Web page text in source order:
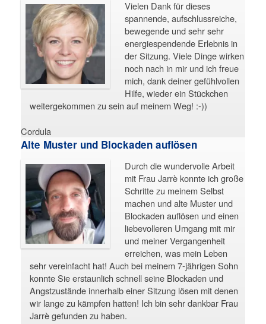
Vielen Dank für dieses
spannende, aufschlussreiche,
bewegende und sehr sehr
energiespendende Erlebnis in
der Sitzung. Viele Dinge wirken
noch nach in mir und ich freue
mich, dank deiner gefühlvollen
Hilfe, wieder ein Stückchen
weitergekommen zu sein auf meinem Weg! :-))
Cordula
Alte Muster und Blockaden auflösen
Durch die wundervolle Arbeit
mit Frau Jarrè konnte ich große
Schritte zu meinem Selbst
machen und alte Muster und
Blockaden auflösen und einen
liebevolleren Umgang mit mir
und meiner Vergangenheit
erreichen, was mein Leben
sehr vereinfacht hat! Auch bei meinem 7-jährigen Sohn
konnte Sie erstaunlich schnell seine Blockaden und
Angstzustände innerhalb einer Sitzung lösen mit denen
wir lange zu kämpfen hatten! Ich bin sehr dankbar Frau
Jarrè gefunden zu haben.